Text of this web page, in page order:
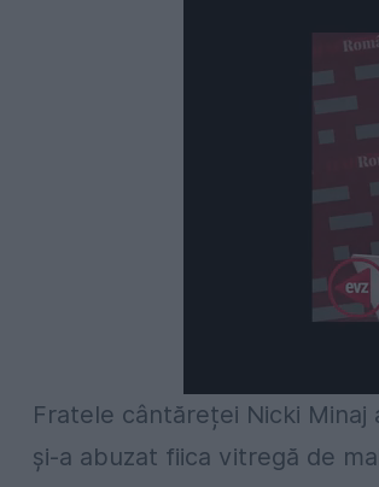
Fratele cântăreței Nicki
și-a abuzat fiica vitregă de